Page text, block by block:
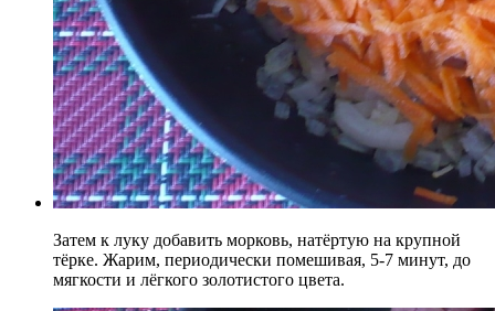
Затем к луку добавить морковь, натёртую на крупной
тёрке. Жарим, периодически помешивая, 5-7 минут, до
мягкости и лёгкого золотистого цвета.